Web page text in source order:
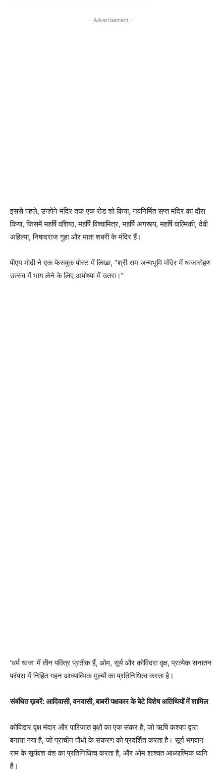
- Advertisement -
इससे पहले, उन्होंने मंदिर तक एक रोड शो किया, नवनिर्मित सप्त मंदिर का दौरा
किया, जिसमें महर्षि वशिष्ठ, महर्षि विश्वामित्र, महर्षि अगस्त्य, महर्षि वाल्मिकी, देवी
अहिल्या, निषादराज गुहा और माता शबरी के मंदिर हैं।
पीएम मोदी ने एक फेसबुक पोस्ट में लिखा, “श्री राम जन्मभूमि मंदिर में ध्वजारोहण
उत्सव में भाग लेने के लिए अयोध्या में उतरा।”
‘धर्म ध्वज’ में तीन पवित्र प्रतीक हैं, ओम, सूर्य और कोविदरा वृक्ष, प्रत्येक सनातन
परंपरा में निहित गहन आध्यात्मिक मूल्यों का प्रतिनिधित्व करता है।
संबंधित ख़बरें: आदिवासी, वनवासी, बाबरी पक्षकार के बेटे विशेष अतिथियों में शामिल
कोविडार वृक्ष मंदार और पारिजात वृक्षों का एक संकर है, जो ऋषि कश्यप द्वारा
बनाया गया है, जो प्राचीन पौधों के संकरण को प्रदर्शित करता है। सूर्य भगवान
राम के सूर्यवंश वंश का प्रतिनिधित्व करता है, और ओम शाश्वत आध्यात्मिक ध्वनि
है।